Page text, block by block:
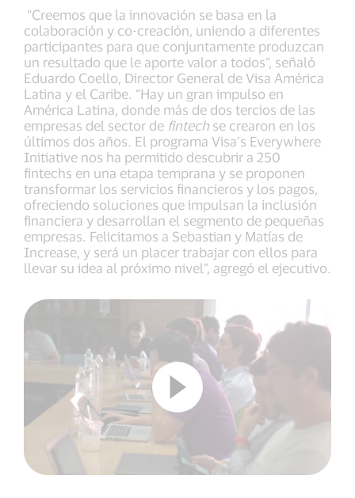
“Creemos que la innovación se basa en la
colaboración y co-creación, uniendo a diferentes
participantes para que conjuntamente produzcan
un resultado que le aporte valor a todos”, señaló
Eduardo Coello, Director General de Visa América
Latina y el Caribe. “Hay un gran impulso en
América Latina, donde más de dos tercios de las
empresas del sector de fintech se crearon en los
últimos dos años. El programa Visa’s Everywhere
Initiative nos ha permitido descubrir a 250
fintechs en una etapa temprana y se proponen
transformar los servicios financieros y los pagos,
ofreciendo soluciones que impulsan la inclusión
financiera y desarrollan el segmento de pequeñas
empresas. Felicitamos a Sebastian y Matías de
Increase, y será un placer trabajar con ellos para
llevar su idea al próximo nivel”, agregó el ejecutivo.